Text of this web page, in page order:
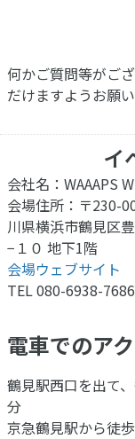
何かご質問等がご
だけますようお願
イ
会社名：WAAAPS
会場住所：〒230-
川県横浜市鶴見区
−１０ 地下1階
会場ウェブサイト
TEL 080-6938-7686
電車でのア
鶴見駅西口を出て
分
京急鶴見駅から徒